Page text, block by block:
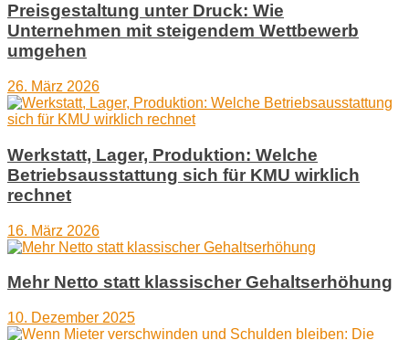
Preisgestaltung unter Druck: Wie
Unternehmen mit steigendem Wettbewerb
umgehen
26. März 2026
Werkstatt, Lager, Produktion: Welche
Betriebsausstattung sich für KMU wirklich
rechnet
16. März 2026
Mehr Netto statt klassischer Gehaltserhöhung
10. Dezember 2025